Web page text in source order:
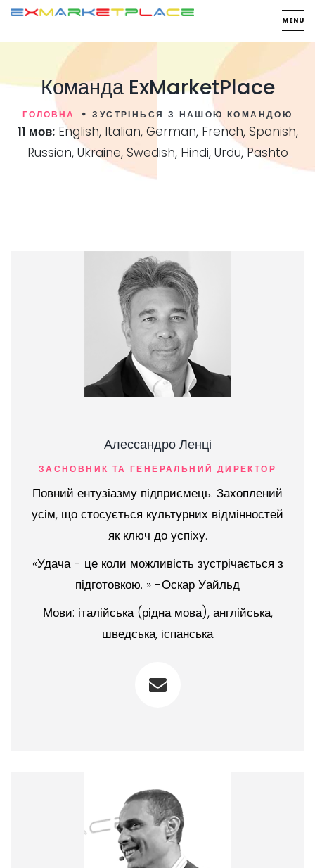
Команда ExMarketPlace
ГОЛОВНА ЗУСТРІНЬСЯ З НАШОЮ КОМАНДОЮ
11 мов:English, Italian, German, French, Spanish,
Russian, Ukraine, Swedish, Hindi, Urdu, Pashto
Алессандро Ленці
ЗАСНОВНИК ТА ГЕНЕРАЛЬНИЙ ДИРЕКТОР
Повний ентузіазму підприємець. Захоплений
усім, що стосується культурних відмінностей
як ключ до успіху.
«Удача - це коли можливість зустрічається з
підготовкою. » -Оскар Уайльд
Мови: італійська (рідна мова), англійська,
шведська, іспанська